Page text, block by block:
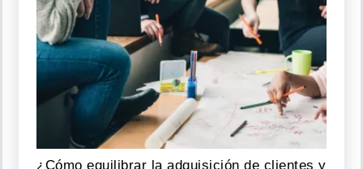
¿Cómo equilibrar la adquisición de clientes y